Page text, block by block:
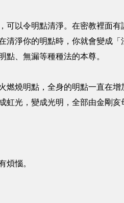
可以令明點清淨。在密教裡面
淨你的明點時，你就會變成「
點、無漏等種種法的本尊。
燃燒明點，全身的明點一直在
光，變成光明，全部由金剛亥
煩惱。